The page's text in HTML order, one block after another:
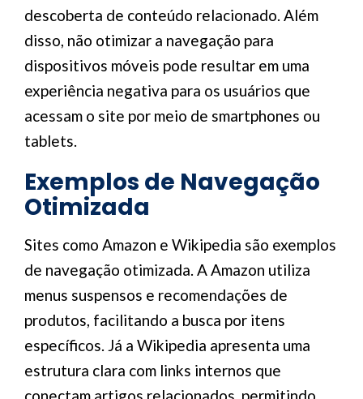
descoberta de conteúdo relacionado. Além
disso, não otimizar a navegação para
dispositivos móveis pode resultar em uma
experiência negativa para os usuários que
acessam o site por meio de smartphones ou
tablets.
Exemplos de Navegação
Otimizada
Sites como Amazon e Wikipedia são exemplos
de navegação otimizada. A Amazon utiliza
menus suspensos e recomendações de
produtos, facilitando a busca por itens
específicos. Já a Wikipedia apresenta uma
estrutura clara com links internos que